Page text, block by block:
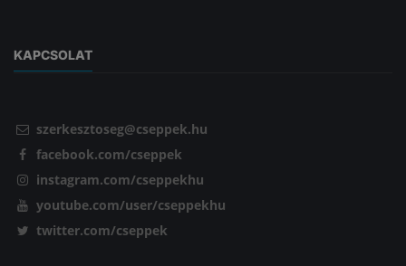
KAPCSOLAT
szerkesztoseg@cseppek.hu
facebook.com/cseppek
instagram.com/cseppekhu
youtube.com/user/cseppekhu
twitter.com/cseppek